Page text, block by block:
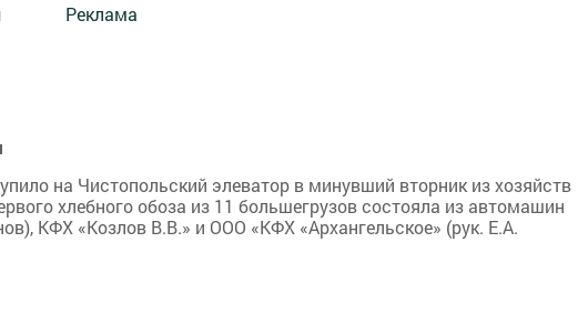
Реклама
на Чистопольский элеватор в минувший вторник из хозяйств
хлебного обоза из 11 большегрузов состояла из автомашин
КФХ «Козлов В.В.» и ООО «КФХ «Архангельское» (рук. Е.А.